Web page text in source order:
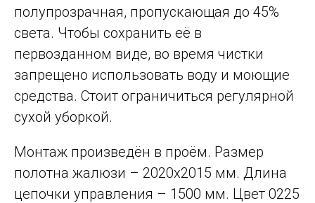
полупрозрачная, пропускающая до 45%
света. Чтобы сохранить её в
первозданном виде, во время чистки
запрещено использовать воду и моющие
средства. Стоит ограничиться регулярной
сухой уборкой.
Монтаж произведён в проём. Размер
полотна жалюзи – 2020х2015 мм. Длина
цепочки управления – 1500 мм. Цвет 0225